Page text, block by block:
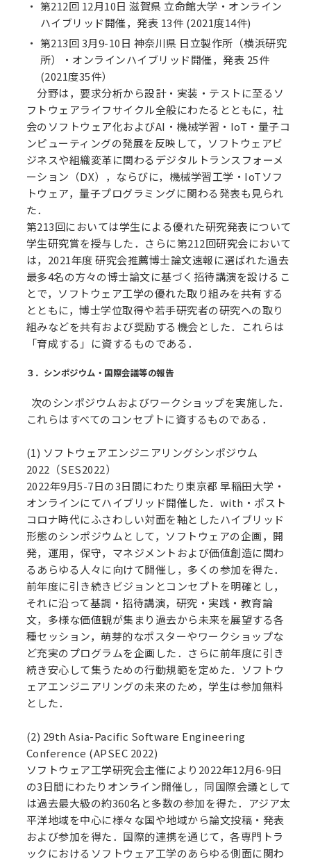
第212回 12月10日 滋賀県 立命館大学・オンライン
ハイブリッド開催，発表 13件 (2021度14件)
第213回 3月9-10日 神奈川県 日立製作所（横浜研究
所）・オンラインハイブリッド開催，発表 25件
(2021度35件）
分野は，要求分析から設計・実装・テストに至るソ
フトウェアライフサイクル全般にわたるとともに，社
会のソフトウェア化およびAI・機械学習・IoT・量子コ
ンピューティングの発展を反映して，ソフトウェアビ
ジネスや組織変革に関わるデジタルトランスフォーメ
ーション（DX），ならびに，機械学習工学・IoTソフ
トウェア，量子プログラミングに関わる発表も見られ
た．
第213回においては学生による優れた研究発表について
学生研究賞を授与した．さらに第212回研究会において
は，2021年度 研究会推薦博士論文速報に選ばれた過去
最多4名の方々の博士論文に基づく招待講演を設けるこ
とで，ソフトウェア工学の優れた取り組みを共有する
とともに，博士学位取得や若手研究者の研究への取り
組みなどを共有および奨励する機会とした．これらは
「育成する」に資するものである．
３．シンポジウム・国際会議等の報告
次のシンポジウムおよびワークショップを実施した．
これらはすべてのコンセプトに資するものである．
(1) ソフトウェアエンジニアリングシンポジウム
2022（SES2022）
2022年9月5-7日の3日間にわたり東京都 早稲田大学・
オンラインにてハイブリッド開催した．with・ポスト
コロナ時代にふさわしい対面を軸としたハイブリッド
形態のシンポジウムとして，ソフトウェアの企画，開
発，運用，保守，マネジメントおよび価値創造に関わ
るあらゆる人々に向けて開催し，多くの参加を得た．
前年度に引き続きビジョンとコンセプトを明確とし，
それに沿って基調・招待講演，研究・実践・教育論
文，多様な価値観が集まり過去から未来を展望する各
種セッション，萌芽的なポスターやワークショップな
ど充実のプログラムを企画した．さらに前年度に引き
続き安心して集うための行動規範を定めた．ソフトウ
ェアエンジニアリングの未来のため，学生は参加無料
とした．
(2) 29th Asia-Pacific Software Engineering
Conference (APSEC 2022)
ソフトウェア工学研究会主催により2022年12月6-9日
の3日間にわたりオンライン開催し，同国際会議として
は過去最大級の約360名と多数の参加を得た．アジア太
平洋地域を中心に様々な国や地域から論文投稿・発表
および参加を得た．国際的連携を通じて，各専門トラ
ックにおけるソフトウェア工学のあらゆる側面に関わ